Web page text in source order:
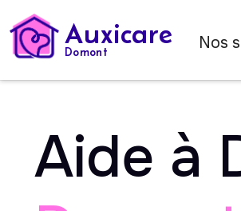
Auxicare
Domont Nos
Aide à